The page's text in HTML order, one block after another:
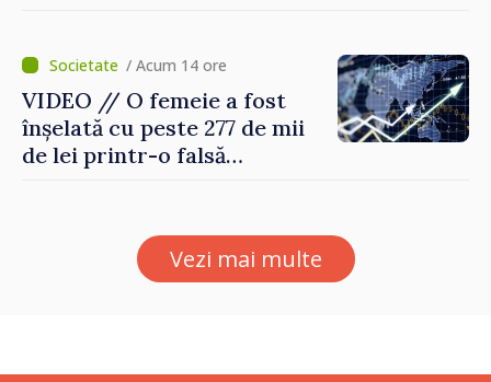
/ Acum 14 ore
VIDEO // O femeie a fost
înșelată cu peste 277 de mii
de lei printr-o falsă
Vezi mai multe